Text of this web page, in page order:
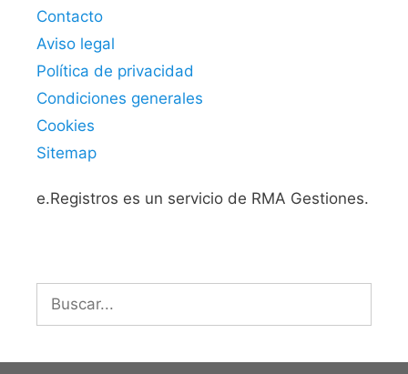
Contacto
Aviso legal
Política de privacidad
Condiciones generales
Cookies
Sitemap
e.Registros es un servicio de RMA Gestiones.
Buscar: